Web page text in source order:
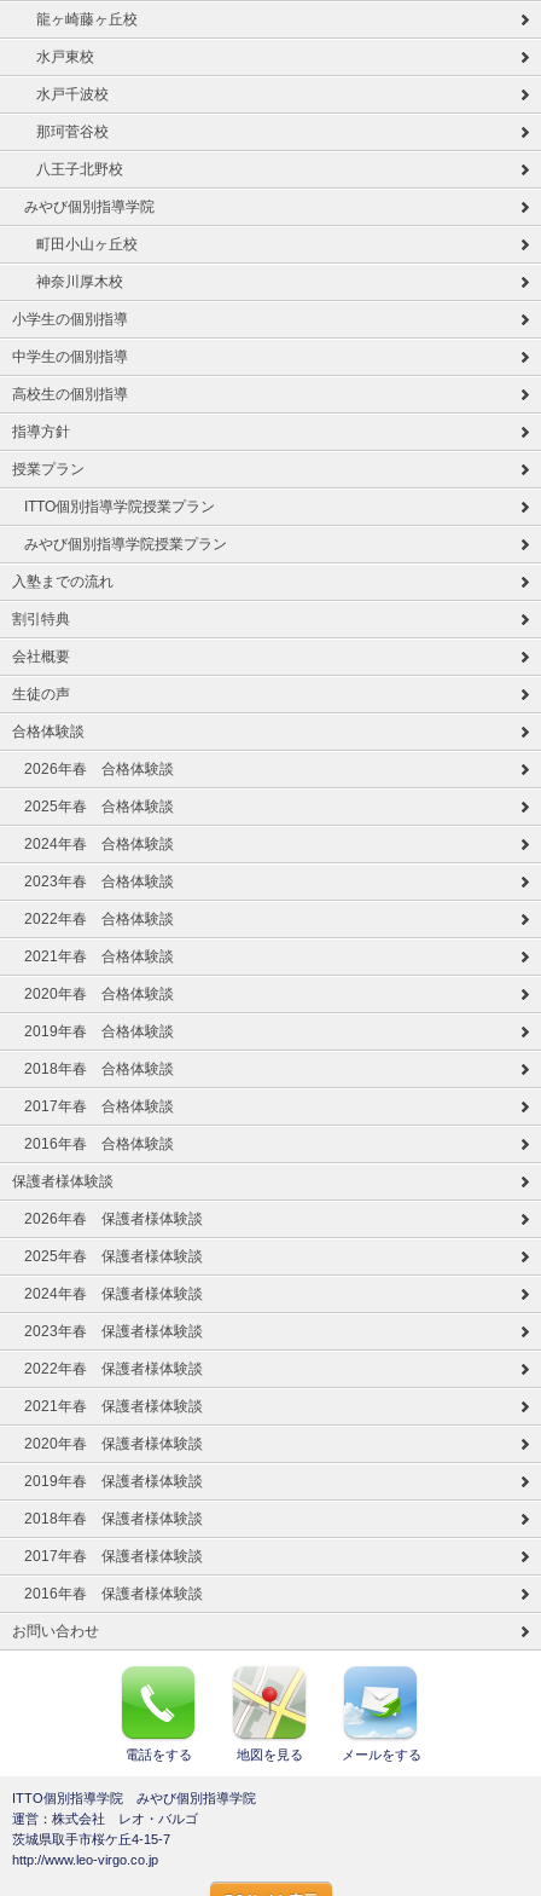
龍ヶ崎藤ヶ丘校
水戸東校
水戸千波校
那珂菅谷校
八王子北野校
みやび個別指導学院
町田小山ヶ丘校
神奈川厚木校
小学生の個別指導
中学生の個別指導
高校生の個別指導
指導方針
授業プラン
ITTO個別指導学院授業プラン
みやび個別指導学院授業プラン
入塾までの流れ
割引特典
会社概要
生徒の声
合格体験談
2026年春 合格体験談
2025年春 合格体験談
2024年春 合格体験談
2023年春 合格体験談
2022年春 合格体験談
2021年春 合格体験談
2020年春 合格体験談
2019年春 合格体験談
2018年春 合格体験談
2017年春 合格体験談
2016年春 合格体験談
保護者様体験談
2026年春 保護者様体験談
2025年春 保護者様体験談
2024年春 保護者様体験談
2023年春 保護者様体験談
2022年春 保護者様体験談
2021年春 保護者様体験談
2020年春 保護者様体験談
2019年春 保護者様体験談
2018年春 保護者様体験談
2017年春 保護者様体験談
2016年春 保護者様体験談
お問い合わせ
電話をする 地図を見る メールをする
ITTO個別指導学院 みやび個別指導学院
運営：株式会社 レオ・バルゴ
茨城県取手市桜ケ丘4-15-7
http://www.leo-virgo.co.jp